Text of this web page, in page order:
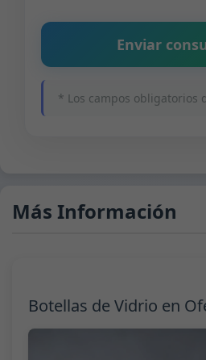
Enviar
* Los campos obligatorios
Más Información
Botellas de Vidrio en